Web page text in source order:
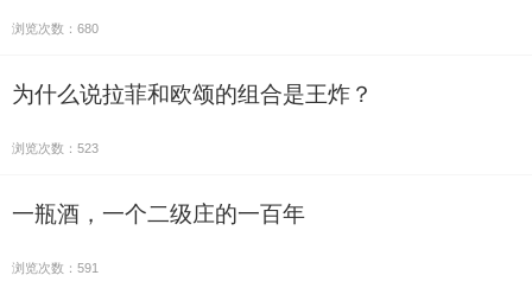
浏览次数：680
为什么说拉菲和欧颂的组合是王炸？
浏览次数：523
一瓶酒，一个二级庄的一百年
浏览次数：591